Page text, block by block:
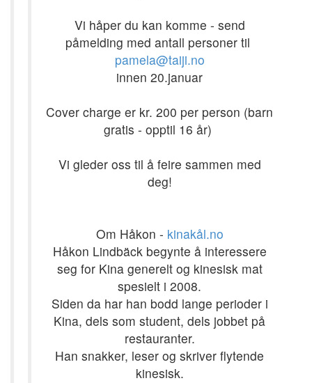
Vi håper du kan komme - send
påmelding med antall personer til
pamela@taiji.no
innen 20.januar
Cover charge er kr. 200 per person (barn
gratis - opptil 16 år)
Vi gleder oss til å feire sammen med
deg!
Om Håkon - kinakål.no
Håkon Lindbäck begynte å interessere
seg for Kina generelt og kinesisk mat
spesielt i 2008.
Siden da har han bodd lange perioder i
Kina, dels som student, dels jobbet på
restauranter.
Han snakker, leser og skriver flytende
kinesisk.